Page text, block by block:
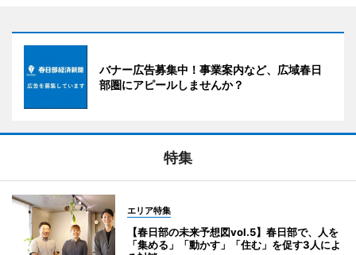
バナー広告募集中！事業案内など、広域春日
部圏にアピールしませんか？
特集
エリア特集
【春日部の未来予想図vol.5】春日部で、人を
「集める」「動かす」「住む」を促す3人によ